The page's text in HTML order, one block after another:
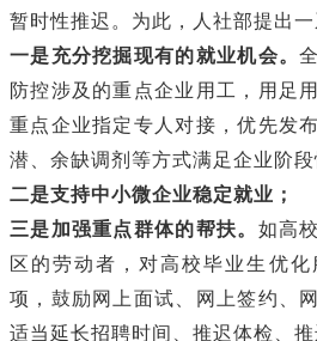
暂时性推迟。为此，人社部提出一
一是充分挖掘现有的就业机会。
防控涉及的重点企业用工，用足
重点企业指定专人对接，优先发
潜、余缺调剂等方式满足企业阶段
二是支持中小微企业稳定就业；
三是加强重点群体的帮扶。 如高
区的劳动者，对高校毕业生优
项，鼓励网上面试、网上签约、
适当延长招聘时间、推迟体检、推